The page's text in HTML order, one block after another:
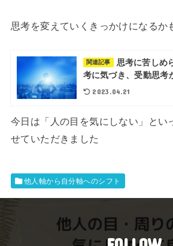
思考を変えていくきっかけになるか
関連記事
思考に苦し
考に気づき、受動思考
2023.04.21
今日は「人の目を気にしない」とい
せていただきました
他人軸から自分軸へのシフト